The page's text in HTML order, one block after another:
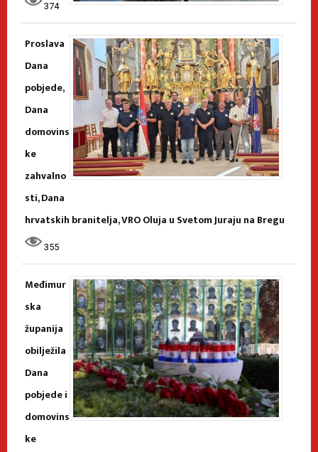
374
Proslava
Dana
pobjede,
Dana
domovins
ke
zahvalno
sti, Dana
hrvatskih branitelja, VRO Oluja u Svetom Juraju na Bregu
355
Međimur
ska
županija
obilježila
Dana
pobjede i
domovins
ke